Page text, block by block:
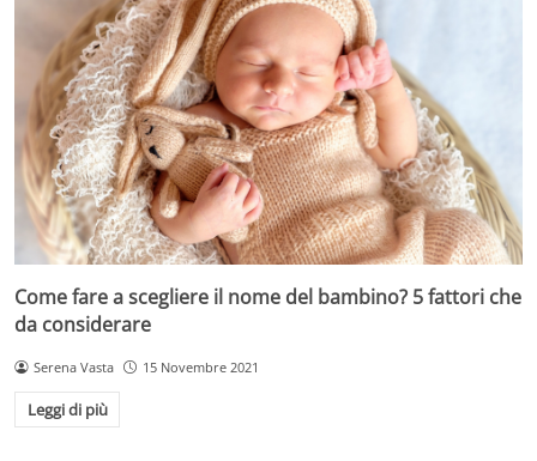
Come fare a scegliere il nome del bambino? 5 fattori che
da considerare
Serena Vasta 15 Novembre 2021
Leggi di più